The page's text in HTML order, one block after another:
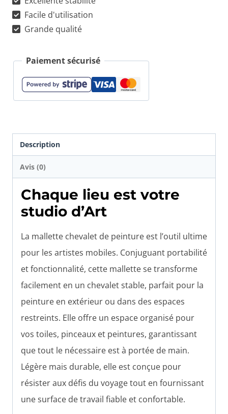
peinture
Facile d'utilisation
Grande qualité
Paiement sécurisé
Description
Avis (0)
Chaque lieu est votre
studio d’Art
La mallette chevalet de peinture est l’outil ultime
pour les artistes mobiles. Conjuguant portabilité
et fonctionnalité, cette mallette se transforme
facilement en un chevalet stable, parfait pour la
peinture en extérieur ou dans des espaces
restreints. Elle offre un espace organisé pour
vos toiles, pinceaux et peintures, garantissant
que tout le nécessaire est à portée de main.
Légère mais durable, elle est conçue pour
résister aux défis du voyage tout en fournissant
une surface de travail fiable et confortable.